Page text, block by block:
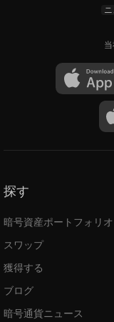
探す
暗号資産ポートフォリ
スワップ
獲得する
ブログ
暗号通貨ニュース